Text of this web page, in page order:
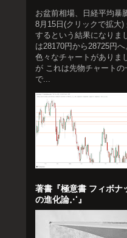
お盆前相場、日経平均
8月15日(クリックで拡大
するという結果になりま
は28170円から28725円へ
色々なチャートがありま
が これは先物チャート
で...
著書『極意書 フィボナ
の進化論⋰』